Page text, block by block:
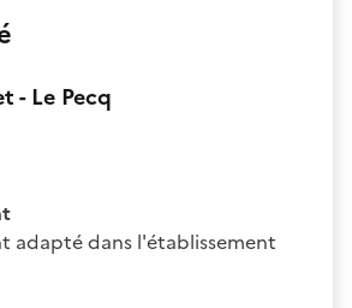
- Le Pecq
adapté dans l'établissement